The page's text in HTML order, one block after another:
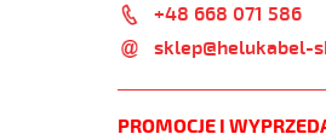
+48 668 071 586
sklep@helukabel-
PROMOCJE I